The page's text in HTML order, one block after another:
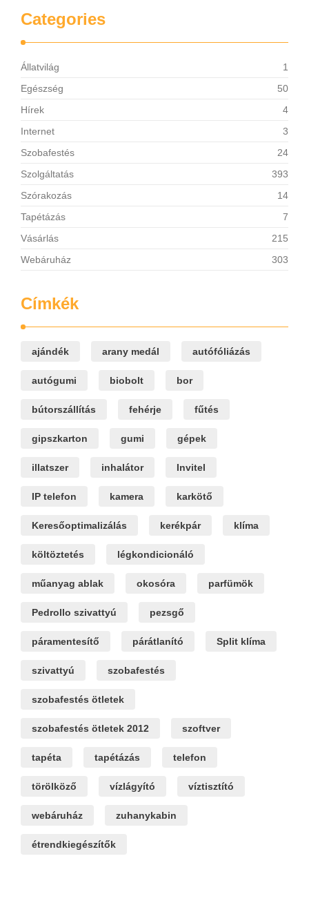
Categories
Állatvilág
1
Egészség
50
Hírek
4
Internet
3
Szobafestés
24
Szolgáltatás
393
Szórakozás
14
Tapétázás
7
Vásárlás
215
Webáruház
303
Címkék
ajándék arany medál autófóliázás
autógumi biobolt bor
bútorszállítás fehérje fűtés
gipszkarton gumi gépek
illatszer inhalátor Invitel
IP telefon kamera karkötő
Keresőoptimalizálás kerékpár klíma
költöztetés légkondicionáló
műanyag ablak okosóra parfümök
Pedrollo szivattyú pezsgő
páramentesítő párátlanító Split klíma
szivattyú szobafestés
szobafestés ötletek
szobafestés ötletek 2012 szoftver
tapéta tapétázás telefon
törölköző vízlágyító víztisztító
webáruház zuhanykabin
étrendkiegészítők